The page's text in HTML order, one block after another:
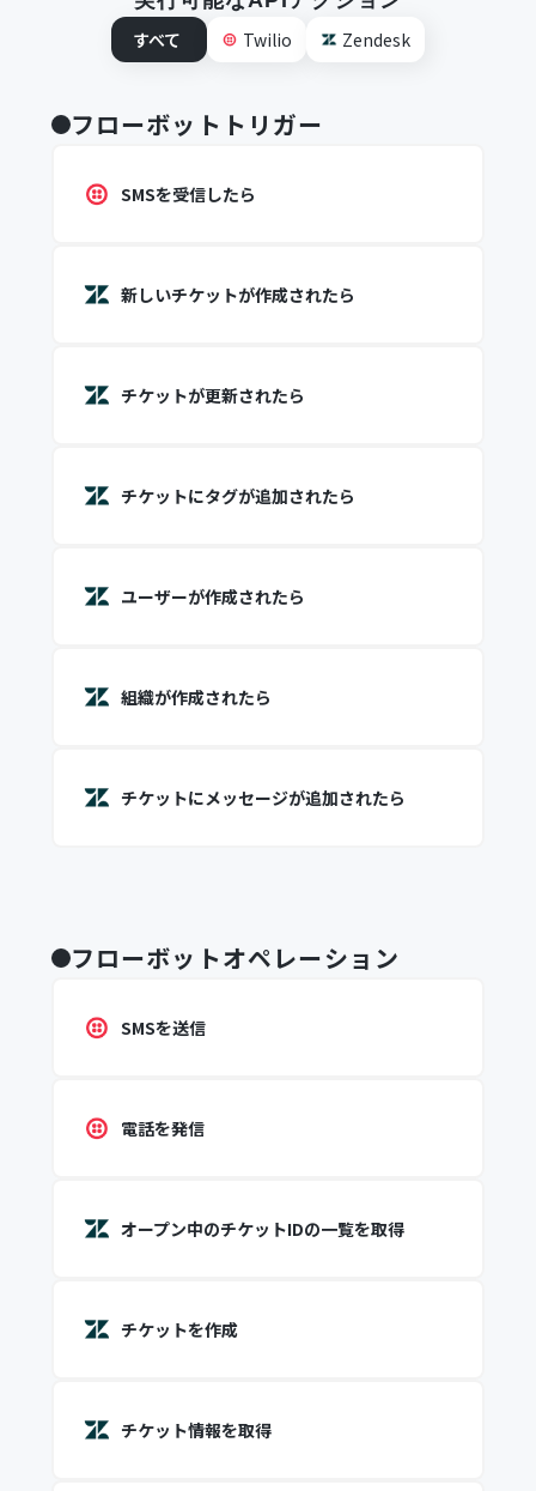
すべて
Twilio Zendesk
フローボットトリガー
SMSを受信したら
新しいチケットが作成されたら
チケットが更新されたら
チケットにタグが追加されたら
ユーザーが作成されたら
組織が作成されたら
チケットにメッセージが追加されたら
フローボットオペレーション
SMSを送信
電話を発信
オープン中のチケットIDの一覧を取得
チケットを作成
チケット情報を取得